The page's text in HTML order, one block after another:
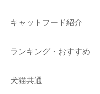
キャットフード紹介
ランキング・おすすめ
犬猫共通